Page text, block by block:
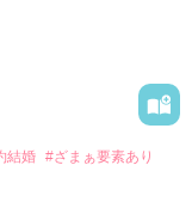
結婚 #ざまぁ要素あり